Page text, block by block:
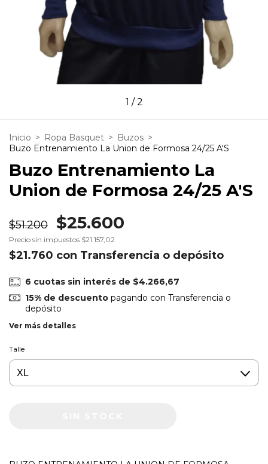
1 /2
Inicio > Ropa Basquet > Buzos >
Buzo Entrenamiento La Union de Formosa 24/25 A'S
Buzo Entrenamiento La
Union de Formosa 24/25 A'S
$51.200 $25.600
Precio sin impuestos $21.157,02
$21.760 con Transferencia o depósito
6 cuotas sin interés de $4.266,67
15% de descuentopagando con Transferencia o
depósito
Ver más detalles
Talle